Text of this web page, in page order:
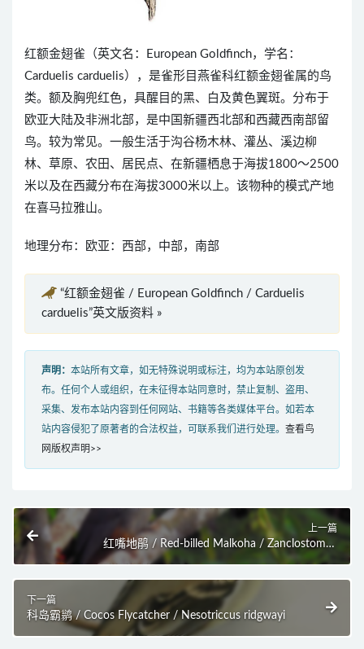
红额金翅雀（英文名：European Goldfinch，学名：
Carduelis carduelis），是雀形目燕雀科红额金翅雀属的鸟
类。额及胸兜红色，具醒目的黑、白及黄色翼斑。分布于
欧亚大陆及非洲北部，是中国新疆西北部和西藏西南部留
鸟。较为常见。一般生活于沟谷杨木林、灌丛、溪边柳
林、草原、农田、居民点、在新疆栖息于海拔1800～2500
米以及在西藏分布在海拔3000米以上。该物种的模式产地
在喜马拉雅山。
地理分布：欧亚：西部，中部，南部
“红额金翅雀 / European Goldfinch / Carduelis
carduelis”英文版资料 »
声明： 本站所有文章，如无特殊说明或标注，均为本站原创发
布。任何个人或组织，在未征得本站同意时，禁止复制、盗用、
采集、发布本站内容到任何网站、书籍等各类媒体平台。如若本
站内容侵犯了原著者的合法权益，可联系我们进行处理。 查看鸟
网版权声明>>
上一篇
红嘴地鹃 / Red-billed Malkoha / Zanclostomus
javanicus
下一篇
科岛霸鹟 / Cocos Flycatcher / Nesotriccus ridgwayi